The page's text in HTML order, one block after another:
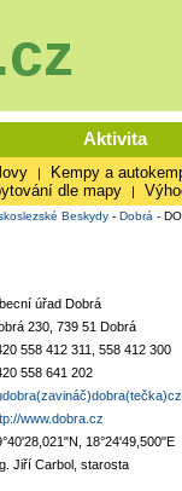
Aktivita
| Kempy a
dle mapy |
Beskydy - Dobrá -
úřad Dobrá
230, 739 51 Dobrá
558 412 311, 558 412 300
558 641 202
www.dobra.cz
18°24'49,500"E
Jiří Carbol, starosta